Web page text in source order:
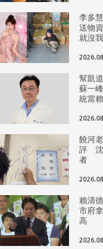
李多
送物
就沒我
幫凱
蘇一
統當
饒河
評 沈
者
賴清
市府
高